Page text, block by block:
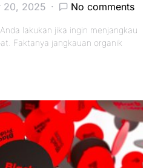
20, 2025
No comments
lakukan jika ingin menjangkau
Faktanya jangkauan organik